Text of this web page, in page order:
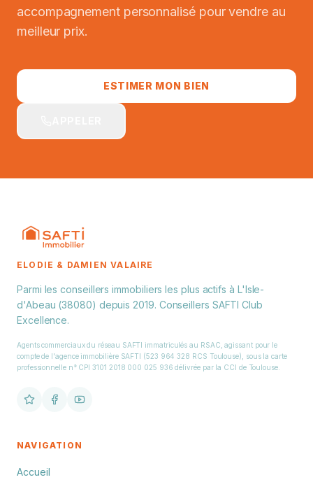
accompagnement personnalisé pour vendre au
meilleur prix.
ESTIMER MON BIEN
ELODIE & DAMIEN VALAIRE
Parmi les conseillers immobiliers les plus actifs à L'Isle-
d'Abeau (38080) depuis 2019. Conseillers SAFTI Club
Excellence.
Agents commerciaux du réseau SAFTI immatriculés au RSAC, agissant pour le
compte de l'agence immobilière SAFTI (523 964 328 RCS Toulouse), sous la carte
professionnelle n° CPI 3101 2018 000 025 936 délivrée par la CCI de Toulouse.
NAVIGATION
Accueil